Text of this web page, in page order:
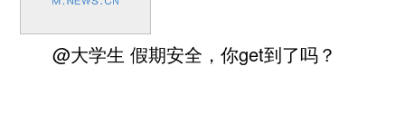
@大学生 假期安全，你get到了吗？